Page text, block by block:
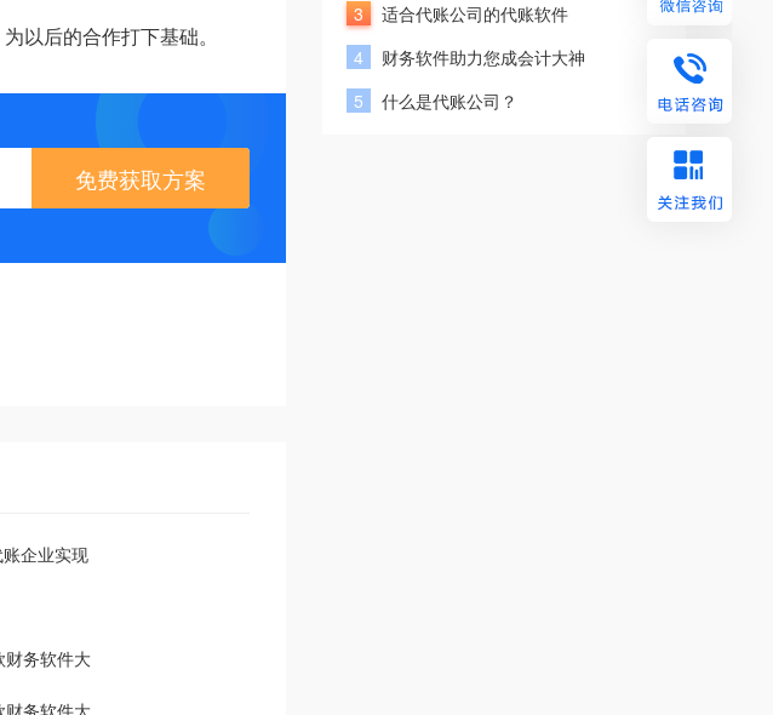
以后的合作打下基础。
免费获取方案
企业实现
财务软件大
财务软件大
3
适合代账公司的代账软件
4
财务软件助力您成会计大神
5
什么是代账公司？